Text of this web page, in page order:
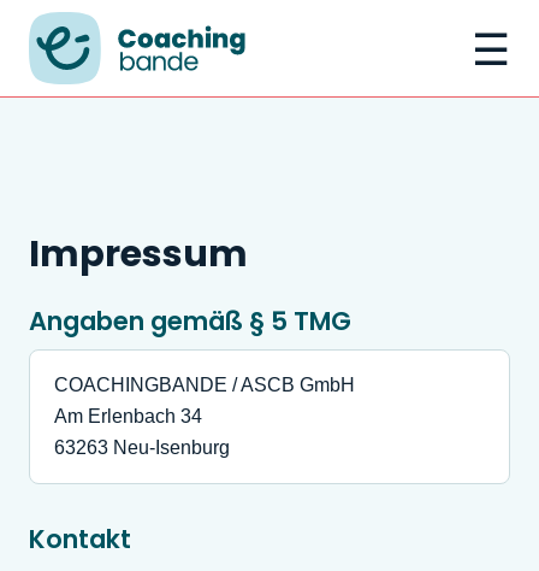
☰
Impressum
Angaben gemäß § 5 TMG
COACHINGBANDE / ASCB GmbH
Am Erlenbach 34
63263 Neu-Isenburg
Kontakt